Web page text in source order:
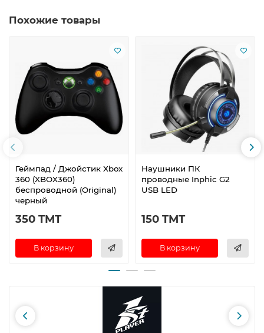
Похожие товары
Геймпад / Джойстик Xbox
360 (XBOX360)
беспроводной (Original)
черный
350 TMT
В корзину
Наушники ПК
проводные Inphic G2
USB LED
150 TMT
В корзину